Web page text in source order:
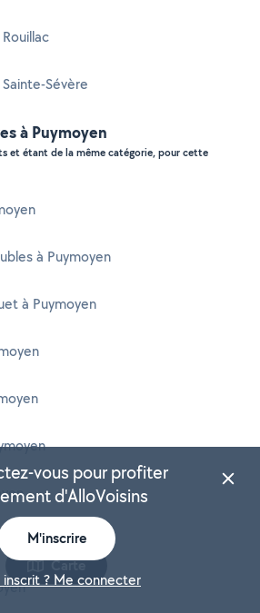
Sévère
à Puymoyen
et étant de la même catégorie, pour cette
à Puymoyen
à Puymoyen
Carte
vous pour profiter
d'AlloVoisins
M'inscrire
inscrit ? Me connecter